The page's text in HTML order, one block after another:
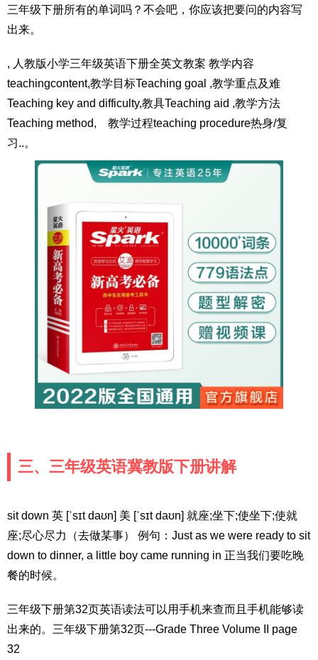
三年级下册所有的单词吗？不会吧，你应该把要问的内容写
出来。
, 人教版小学三年级英语下册全英文教案 教学内容
teachingcontent,教学目标Teaching goal ,教学重点及难
Teaching key and difficulty,教具Teaching aid ,教学方法
Teaching method, 教学过程teaching procedure热身/复
习..。
三、三年级英语冀教版下册讲解
sit down 英 [ˈsɪt daʊn] 美 [ˈsɪt daʊn] 就座;坐下;使坐下;使就
座;尽心尽力（去做某事） 例句：Just as we were ready to sit
down to dinner, a little boy came running in 正当我们要吃晚
餐的时候。
三年级下册第32页英语读法可以用手机来查而且手机能够读
出来的。三年级下册第32页---Grade Three Volume II page
32